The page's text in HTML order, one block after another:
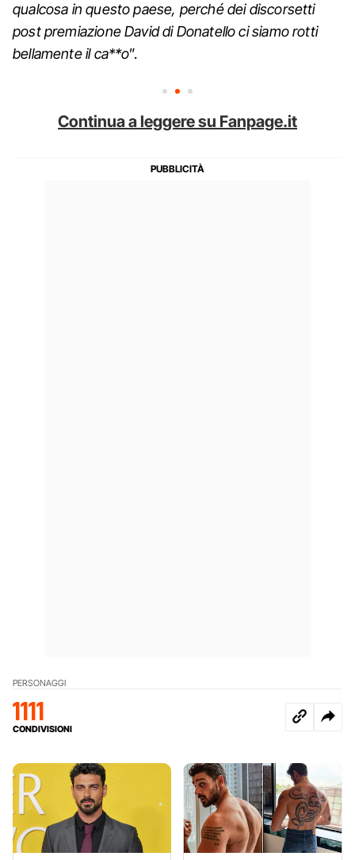
qualcosa in questo paese, perché dei discorsetti
post premiazione David di Donatello ci siamo rotti
bellamente il ca**o”.
Continua a leggere su Fanpage.it
PERSONAGGI
1111
CONDIVISIONI